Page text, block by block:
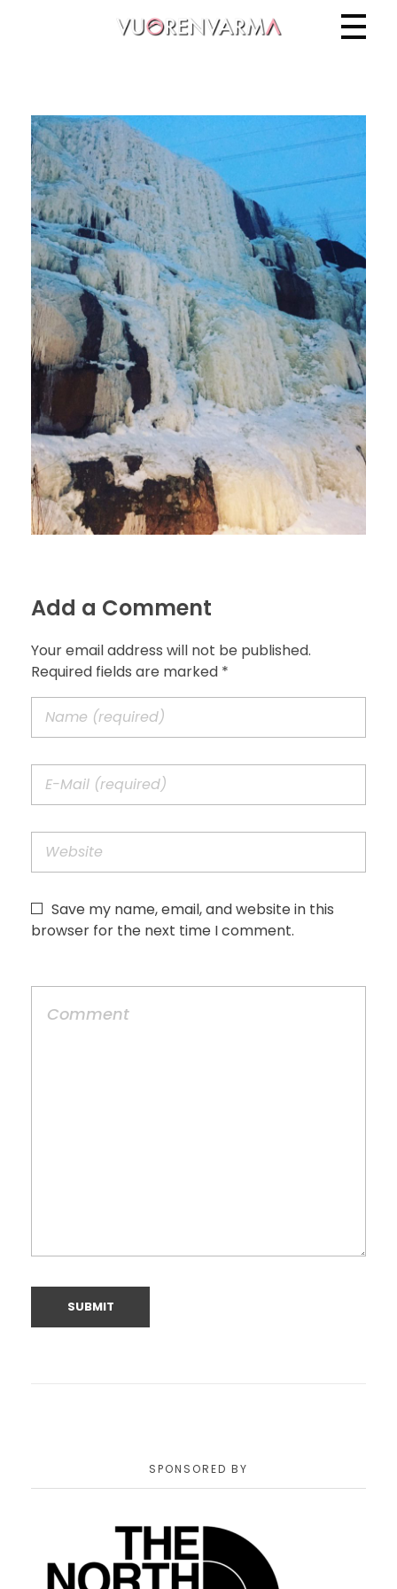
Add a Comment
Your email address will not be published.
Required fields are marked *
Save my name, email, and website in this
browser for the next time I comment.
SPONSORED BY